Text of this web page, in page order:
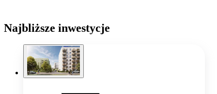
Najbliższe inwestycje